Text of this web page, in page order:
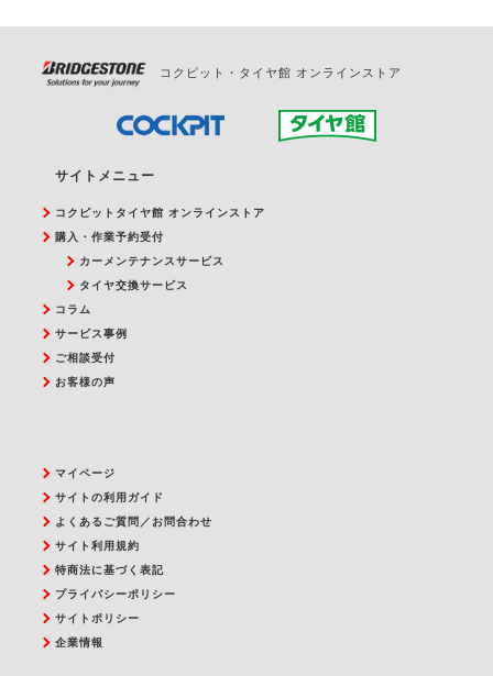
コクピット・タイヤ館 オンラインストア
サイトメニュー
コクピットタイヤ館 オンラインストア
購入・作業予約受付
カーメンテナンスサービス
タイヤ交換サービス
コラム
サービス事例
ご相談受付
お客様の声
マイページ
サイトの利用ガイド
よくあるご質問／お問合わせ
サイト利用規約
特商法に基づく表記
プライバシーポリシー
サイトポリシー
企業情報